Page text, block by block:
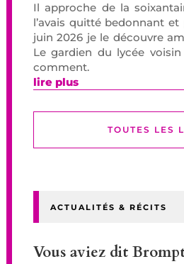
Il approche de la
l’avais quitté bedonnant
juin 2026 je le découvre
Le gardien du lycée
comment.
lire plus
TOUTES LES
ACTUALITÉS & RÉCITS
Vous aviez dit